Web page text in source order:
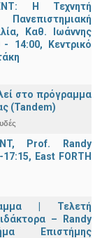
Η Τεχνητή
Καθ. Ιωάννης
14:00, Κεντρικό
στο πρόγραμμα
(Tandem)
Prof. Randy
East FORTH
| Τελετή
– Randy
Επιστήμης